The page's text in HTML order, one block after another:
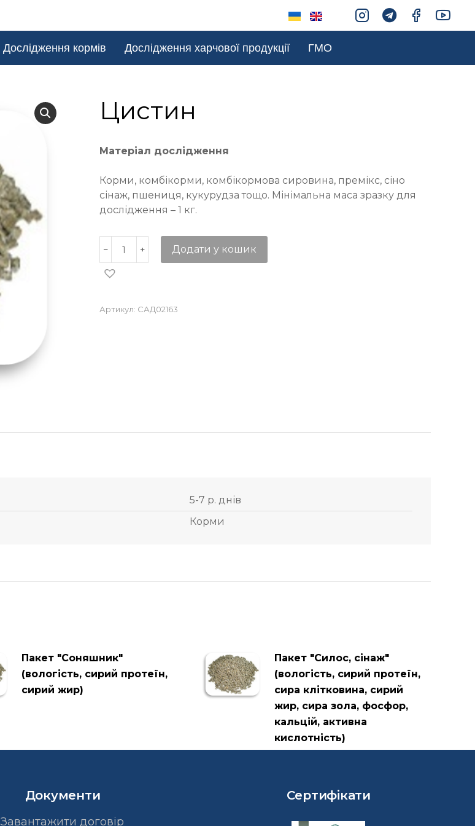
Дослідження кормів Дослідження харчової продукції ГМО
Цистин
Матеріал дослідження
Корми, комбікорми, комбікормова сировина, премікс, сіно
сінаж, пшениця, кукурудза тощо. Мінімальна маса зразку для
дослідження – 1 кг.
Додати у кошик
Артикул: САД02163
5-7 р. днів
Корми
Пакет "Соняшник"
(вологість, сирий протеїн,
сирий жир)
Пакет "Силос, сінаж"
(вологість, сирий протеїн,
сира клітковина, сирий
жир, сира зола, фосфор,
кальцій, активна
кислотність)
Документи
Завантажити договір
Сертифікати